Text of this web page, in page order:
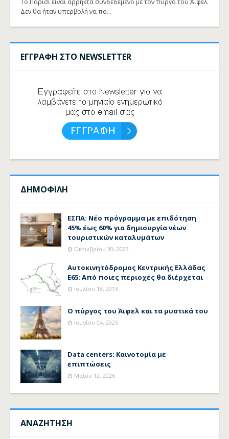
Το Παρίσι είναι άρρηκτα συνδεδεμένο με τον πύργο του Άιφελ.
Δεν θα ήταν υπερβολή να πο…
ΕΓΓΡΑΦΗ ΣΤΟ NEWSLETTER
ΔΗΜΟΦΙΛΗ
ΕΣΠΑ: Νέο πρόγραμμα με επιδότηση
45% έως 60% για δημιουργία νέων
τουριστικών καταλυμάτων
Οκτωβρίου 30, 2023
Αυτοκινητόδρομος Κεντρικής Ελλάδας
Ε65: Από ποιες περιοχές θα διέρχεται
Ιουλίου 18, 2013
Ο πύργος του Άιφελ και τα μυστικά του
Ιουνίου 04, 2025
Data centers: Καινοτομία με
επιπτώσεις
Μαΐου 12, 2026
ΑΝΑΖΗΤΗΣΗ